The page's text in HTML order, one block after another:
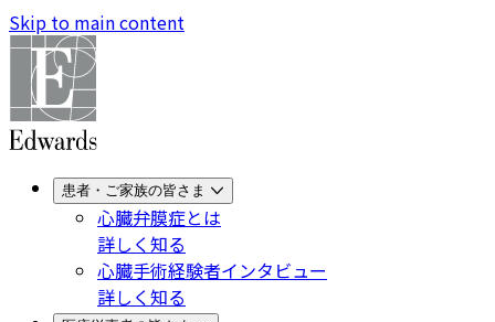
Skip to main content
患者・ご家族の皆さま
心臓弁膜症とは
詳しく知る
心臓手術経験者インタビュー
詳しく知る